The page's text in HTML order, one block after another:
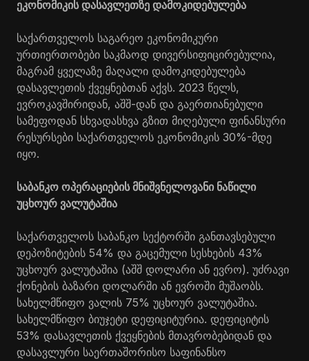
ეკონომიკის დასავლეთზე დამოკიდებულება
საქართველოს საგარეო ეკონომიკური
ურთიერთობები საკმაოდ დივერსიფიცირებულია,
მაგრამ ყველაზე მაღალი დამოკიდებულება
დასავლეთის ქვეყნებთან აქვს. 2023 წელს,
ევროკავშირიდან, აშშ-დან და გაერთიანებული
სამეფოდან სხვადასხვა გზით მიღებული ფინანსური
რესურსები საქართველოს ეკონომიკის 30%-მდე
იყო.
საბანკო ოპერაციების მნიშვნელოვანი ნაწილი
უცხოურ ვალუტაშია
საქართველოს საბანკო სექტორში განთავსებული
დეპოზიტების 54% და გაცემული სესხების 43%
უცხოურ ვალუტაშია (აშშ დოლარი ან ევრო). უძრავი
ქონების ბაზარი დოლარში ან ევროში მუშაობს.
სახელმწიფო ვალის 75% უცხოურ ვალუტაშია.
სახელმწიფო ბიუჯეტი დეფიციტურია. დეფიციტის
53% დასავლეთის ქვეყნების მთავრობებიდან და
დასავლური საერთაშორისო საფინანსო